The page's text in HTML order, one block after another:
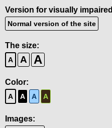
Version for visually impaired
Normal version of the site
The size:
A A A
Color:
A A A A
Images: